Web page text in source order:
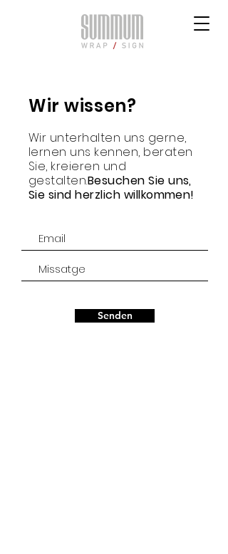
Wir wissen?
Wir unterhalten uns gerne,
lernen uns kennen, beraten
Sie, kreieren und
gestalten.Besuchen Sie uns,
Sie sind herzlich willkommen!
Senden